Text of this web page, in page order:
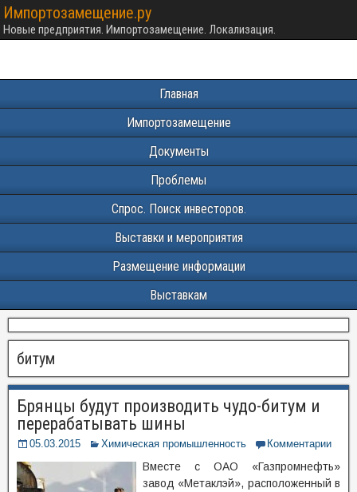
Импортозамещение.ру
Новые предприятия. Импортозамещение. Локализация.
Главная
Импортозамещение
Документы
Проблемы
Спрос. Поиск инвесторов.
Выставки и мероприятия
Размещение информации
Выставкам
битум
Брянцы будут производить чудо-битум и
перерабатывать шины
05.03.2015 Химическая промышленность Комментарии
Вместе с ОАО «Газпромнефть»
завод «Метаклэй», расположенный в